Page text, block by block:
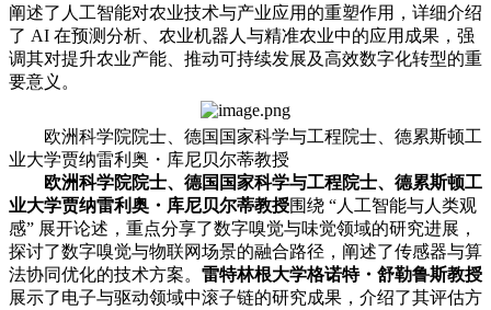
阐述了人工智能对农业技术与产业应用的重塑作用，详细介绍
了 AI 在预测分析、农业机器人与精准农业中的应用成果，强
调其对提升农业产能、推动可持续发展及高效数字化转型的重
要意义。
欧洲科学院院士、德国国家科学与工程院士、德累斯顿工
业大学贾纳雷利奥・库尼贝尔蒂教授
欧洲科学院院士、德国国家科学与工程院士、德累斯顿工
业大学贾纳雷利奥・库尼贝尔蒂教授围绕 “人工智能与人类观
感” 展开论述，重点分享了数字嗅觉与味觉领域的研究进展，
探讨了数字嗅觉与物联网场景的融合路径，阐述了传感器与算
法协同优化的技术方案。 雷特林根大学格诺特・舒勒鲁斯教授
展示了电子与驱动领域中滚子链的研究成果，介绍了其评估方